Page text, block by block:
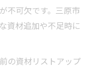
不可欠です。三原市
資材追加や不足時に
の資材リストアップ